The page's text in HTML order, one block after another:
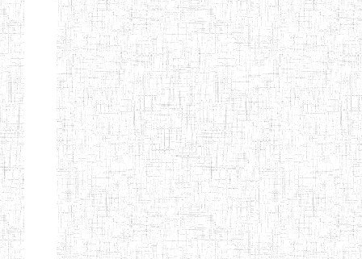
Afficher Page 9 sur 13 Total: 307
Début Préc. 4 5 6 7 8
9
13
Suivant Fin
LAIQUE
PEKEKUE